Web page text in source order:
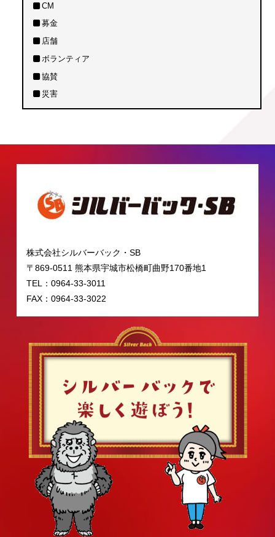
CM
募金
店舗
ボランティア
協賛
災害
株式会社シルバーバック・SB
〒869-0511 熊本県宇城市松橋町曲野170番地1
TEL：0964-33-3011
FAX：0964-33-3022